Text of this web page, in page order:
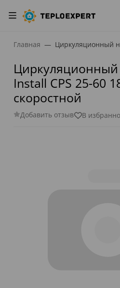
Главная Циркуляционный
Циркуляционный
Install CPS 25-60
скоростной
Добавить отзыв В